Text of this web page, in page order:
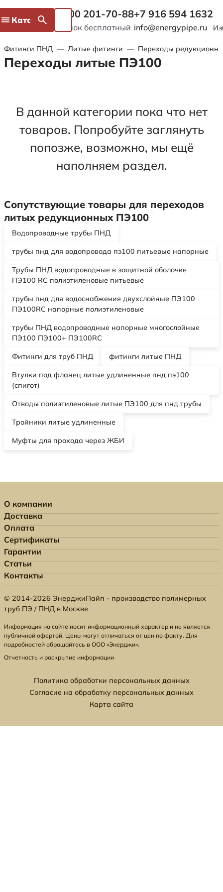
Каталог 8 800 201-70-88
Звонок бесплатный
+7 916 594 1632
info@energypipe.ru
Фитинги ПНД — Литые фитинги — Переходы
Переходы литые ПЭ100
В данной категории пока что нет
товаров. Попробуйте заглянуть
попозже, возможно, мы ещё
наполняем раздел.
Сопутствующие товары для переходов
литых редукционных ПЭ100
Водопроводные трубы ПНД
трубы пнд для водопровода пэ100 питьевые напорные
Трубы ПНД водопроводные в защитной оболочке
ПЭ100 RC полиэтиленовые питьевые
трубы пнд для водоснабжения двухслойные ПЭ100
ПЭ100RC напорные полиэтиленовые
трубы ПНД водопроводные напорные многослойные
ПЭ100 ПЭ100+ ПЭ100RC
Фитинги для труб ПНД фитинги литые ПНД
Втулки под фланец литые удлиненные пнд пэ100
(спигот)
Отводы полиэтиленовые литые ПЭ100 для пнд трубы
Тройники литые удлиненные
Муфты для прохода через ЖБИ
О компании
Доставка
Оплата
Сертификаты
Гарантии
Статьи
Контакты
© 2014-2026 ЭнерджиПайп - производство полимерных
труб ПЭ / ПНД в Москве
Информация на сайте носит информационный характер и не является
публичной офертой. Цены могут отличаться от цен по факту. Для
подробностей обращайтесь в ООО «Энерджи».
Отчетность и раскрытие информации
Политика обработки персональных данных
Согласие на обработку персональных данных
Карта сайта